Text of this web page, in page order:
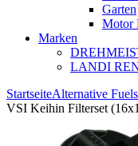
Garten
Motor
Marken
LANDI
StartseiteAlternative Fuels
VSI Keihin Filterset